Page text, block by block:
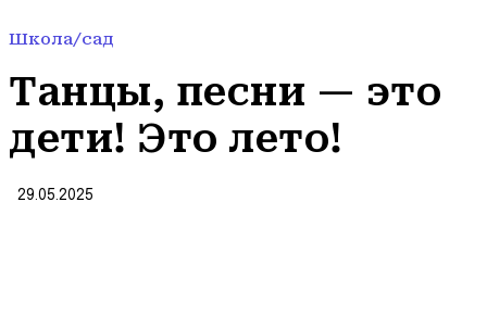
Школа/сад
Танцы, песни — это
дети! Это лето!
29.05.2025